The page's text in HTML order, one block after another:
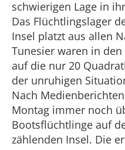
schwierigen Lage in
Das Flüchtlingslager
Insel platzt aus allen
Tunesier waren in
auf die nur 20
der unruhigen
Nach
Montag immer noch
Bootsflüchtlinge auf
zählenden Insel. Die